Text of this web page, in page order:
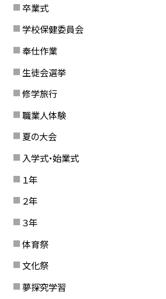
卒業式
学校保健委員会
奉仕作業
生徒会選挙
修学旅行
職業人体験
夏の大会
入学式・始業式
１年
２年
３年
体育祭
文化祭
夢探究学習